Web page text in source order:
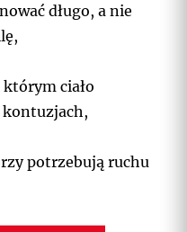
długo, a nie
ciało
potrzebują ruchu